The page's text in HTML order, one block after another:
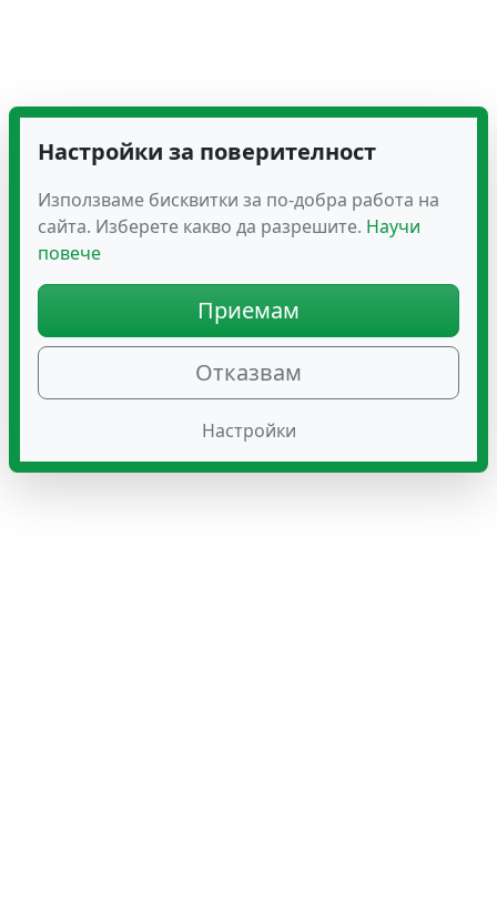
Настройки за поверителност
Използваме бисквитки за по-добра работа на
сайта. Изберете какво да разрешите. Научи
повече
Приемам
Отказвам
Настройки